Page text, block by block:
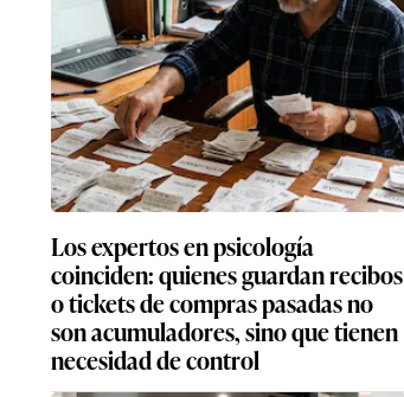
Los expertos en psicología
coinciden: quienes guardan recibos
o tickets de compras pasadas no
son acumuladores, sino que tienen
necesidad de control